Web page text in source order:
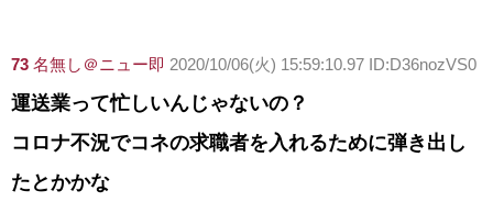
73 名無し＠ニュー即 2020/10/06(火) 15:59:10.97 ID:D36nozVS0
運送業って忙しいんじゃないの？
コロナ不況でコネの求職者を入れるために弾き出し
たとかかな